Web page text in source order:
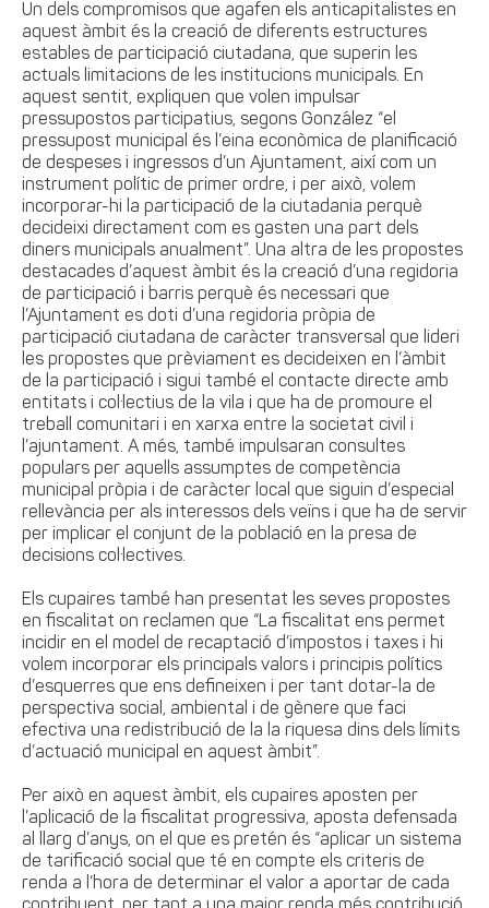
Un dels compromisos que agafen els anticapitalistes en
aquest àmbit és la creació de diferents estructures
estables de participació ciutadana, que superin les
actuals limitacions de les institucions municipals. En
aquest sentit, expliquen que volen impulsar
pressupostos participatius, segons González “el
pressupost municipal és l’eina econòmica de planificació
de despeses i ingressos d’un Ajuntament, així com un
instrument polític de primer ordre, i per això, volem
incorporar-hi la participació de la ciutadania perquè
decideixi directament com es gasten una part dels
diners municipals anualment”. Una altra de les propostes
destacades d’aquest àmbit és la creació d’una regidoria
de participació i barris perquè és necessari que
l’Ajuntament es doti d’una regidoria pròpia de
participació ciutadana de caràcter transversal que lideri
les propostes que prèviament es decideixen en l’àmbit
de la participació i sigui també el contacte directe amb
entitats i col·lectius de la vila i que ha de promoure el
treball comunitari i en xarxa entre la societat civil i
l’ajuntament. A més, també impulsaran consultes
populars per aquells assumptes de competència
municipal pròpia i de caràcter local que siguin d’especial
rellevància per als interessos dels veïns i que ha de servir
per implicar el conjunt de la població en la presa de
decisions col·lectives.
Els cupaires també han presentat les seves propostes
en fiscalitat on reclamen que “La fiscalitat ens permet
incidir en el model de recaptació d’impostos i taxes i hi
volem incorporar els principals valors i principis polítics
d’esquerres que ens defineixen i per tant dotar-la de
perspectiva social, ambiental i de gènere que faci
efectiva una redistribució de la la riquesa dins dels límits
d’actuació municipal en aquest àmbit”.
Per això en aquest àmbit, els cupaires aposten per
l’aplicació de la fiscalitat progressiva, aposta defensada
al llarg d’anys, on el que es pretén és “aplicar un sistema
de tarificació social que té en compte els criteris de
renda a l’hora de determinar el valor a aportar de cada